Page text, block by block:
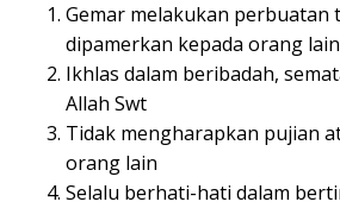
Gemar melakukan perbuatan
dipamerkan kepada orang lain
Ikhlas dalam beribadah,
Allah Swt
Tidak mengharapkan pujian
orang lain
Selalu berhati-hati dalam